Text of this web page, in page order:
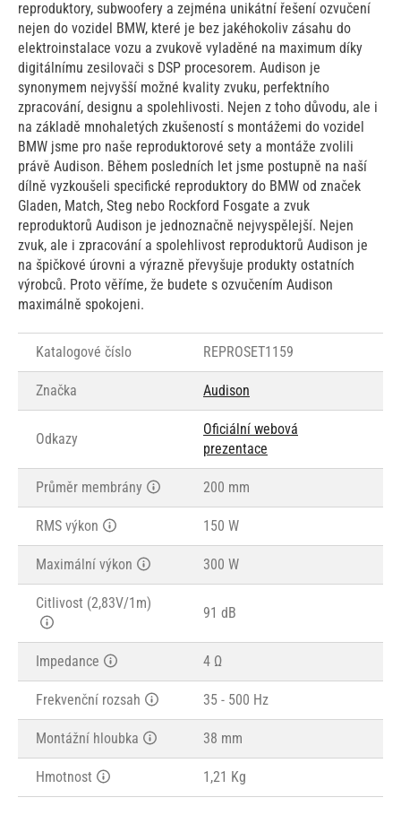
reproduktory, subwoofery a zejména unikátní řešení ozvučení
nejen do vozidel BMW, které je bez jakéhokoliv zásahu do
elektroinstalace vozu a zvukově vyladěné na maximum díky
digitálnímu zesilovači s DSP procesorem. Audison je
synonymem nejvyšší možné kvality zvuku, perfektního
zpracování, designu a spolehlivosti. Nejen z toho důvodu, ale i
na základě mnohaletých zkušeností s montážemi do vozidel
BMW jsme pro naše reproduktorové sety a montáže zvolili
právě Audison. Během posledních let jsme postupně na naší
dílně vyzkoušeli specifické reproduktory do BMW od značek
Gladen, Match, Steg nebo Rockford Fosgate a zvuk
reproduktorů Audison je jednoznačně nejvyspělejší. Nejen
zvuk, ale i zpracování a spolehlivost reproduktorů Audison je
na špičkové úrovni a výrazně převyšuje produkty ostatních
výrobců. Proto věříme, že budete s ozvučením Audison
maximálně spokojeni.
Katalogové číslo REPROSET1159
Značka Audison
Odkazy
Oficiální webová
prezentace
Průměr membrány 200 mm
RMS výkon 150 W
Maximální výkon 300 W
Citlivost (2,83V/1m)
91 dB
Impedance 4 Ω
Frekvenční rozsah 35 - 500 Hz
Montážní hloubka 38 mm
Hmotnost 1,21 Kg